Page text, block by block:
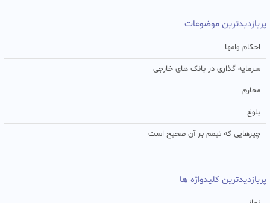
پربازدیدترین موضوعات
احکام وامها
سرمایه گذاری در بانک های خارجی
محارم
بلوغ
چیزهایی که تیمم بر آن صحیح است
پربازدیدترین کلیدواژه ها